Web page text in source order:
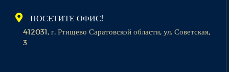
ПОСЕТИТЕ ОФИС!
412031, г. Ртищево Саратовской области, ул. Советская,
3